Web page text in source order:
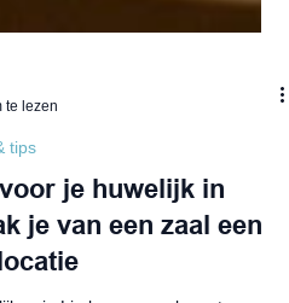
te lezen
tips